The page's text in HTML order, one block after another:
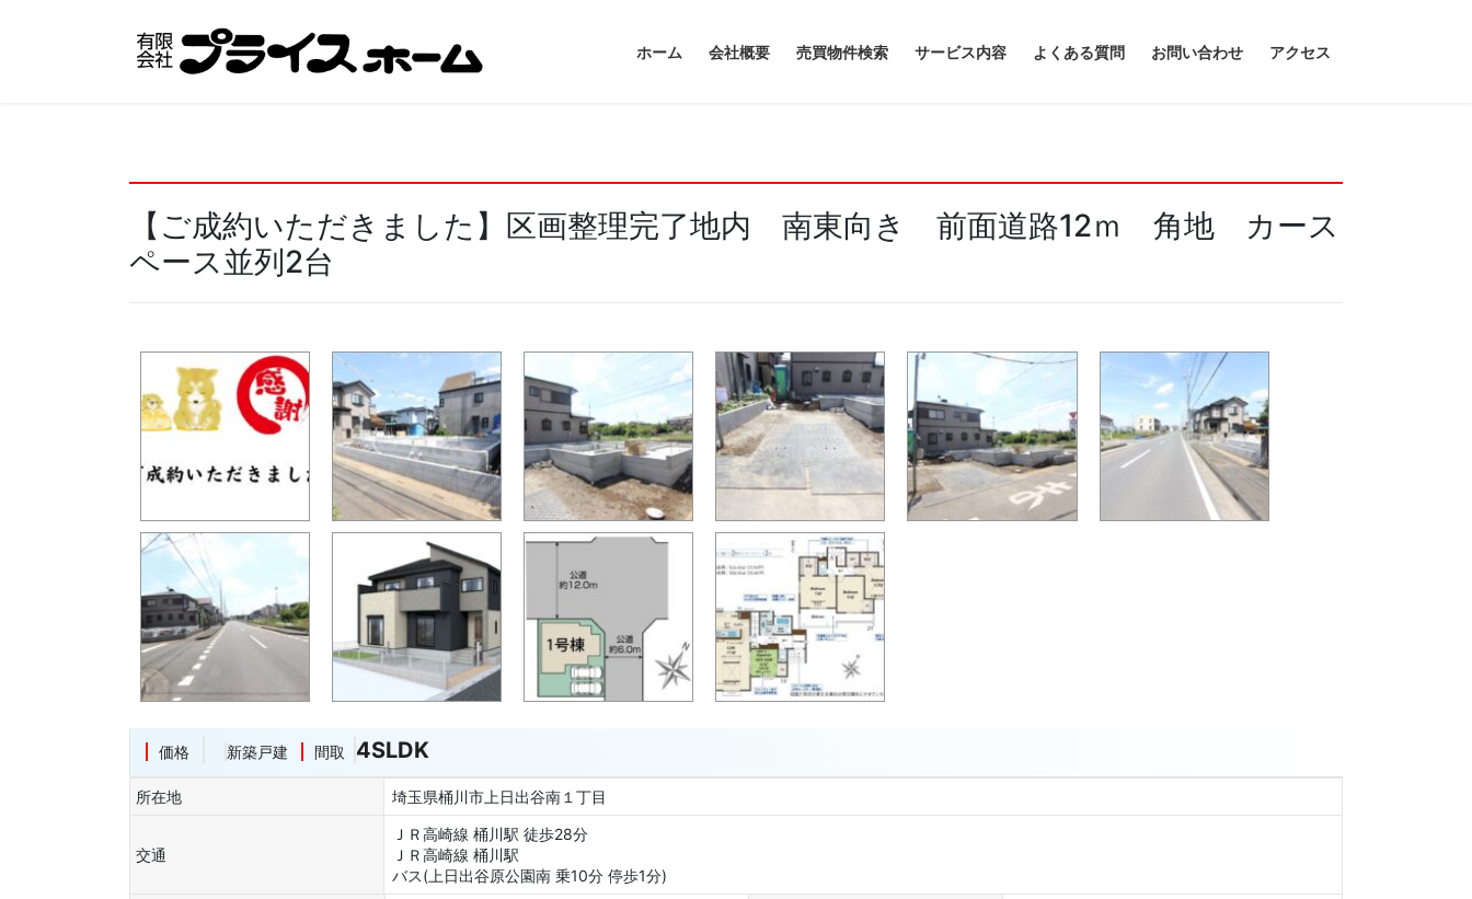
ホーム 会社概要 売買物件検索 サービス内容 よくある質問 お問い合わせ アクセス
【ご成約いただきました】区画整理完了地内 南東向き 前面道路12ｍ 角地 カース
ペース並列2台
価格 新築戸建 間取 4SLDK
所在地 埼玉県桶川市上日出谷南１丁目
交通
ＪＲ高崎線 桶川駅 徒歩28分
ＪＲ高崎線 桶川駅
バス(上日出谷原公園南 乗10分 停歩1分)